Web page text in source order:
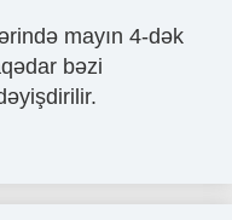
mayın 4-dək
bəzi